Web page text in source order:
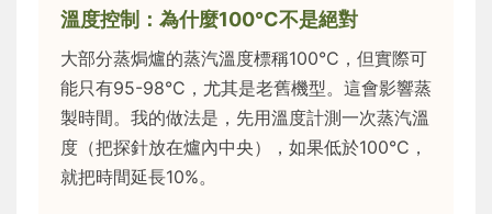
溫度控制：為什麼100°C不是絕對
大部分蒸焗爐的蒸汽溫度標稱100°C，但實際可
能只有95-98°C，尤其是老舊機型。這會影響蒸
製時間。我的做法是，先用溫度計測一次蒸汽溫
度（把探針放在爐內中央），如果低於100°C，
就把時間延長10%。